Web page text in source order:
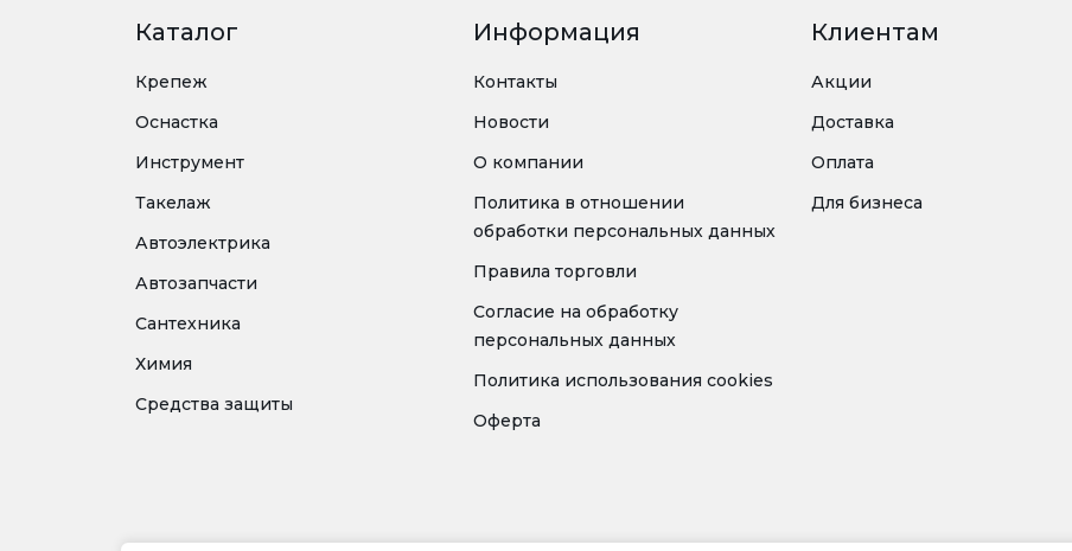
Каталог
Крепеж
Оснастка
Инструмент
Такелаж
Автоэлектрика
Автозапчасти
Сантехника
Химия
Средства защиты
Информация
Контакты
Новости
О компании
Политика в отношении
обработки персональных данных
Правила торговли
Согласие на обработку
персональных данных
Политика использования cookies
Оферта
Клиентам
Акции
Доставка
Оплата
Для бизнеса